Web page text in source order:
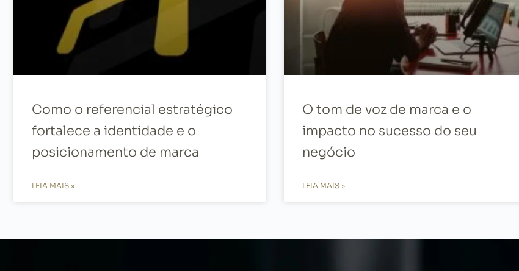
Como o referencial estratégico
fortalece a identidade e o
posicionamento de marca
LEIA MAIS »
O tom de voz de marca e o
impacto no sucesso do seu
negócio
LEIA MAIS »